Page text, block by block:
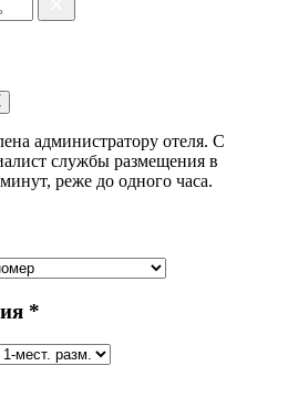
администратору отеля. С
службы размещения в
реже до одного часа.
*